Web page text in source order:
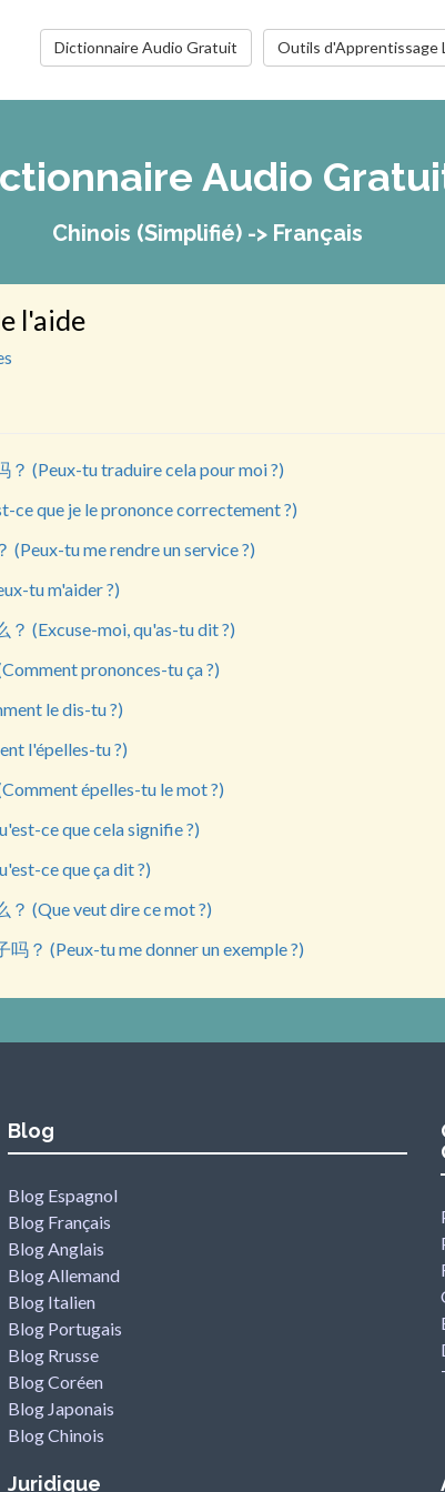
Outils d'Apprentissage
Dictionnaire Audio Gratuit
Audio
Chinois (Simplifié) -> Français
l'aide
(Peux-tu traduire cela pour moi ?)
ce que je le prononce correctement ?)
(Peux-tu me rendre un service ?)
tu m'aider ?)
(Excuse-moi, qu'as-tu dit ?)
prononces-tu ça ?)
le dis-tu ?)
l'épelles-tu ?)
épelles-tu le mot ?)
ce que cela signifie ?)
ce que ça dit ?)
(Que veut dire ce mot ?)
？ (Peux-tu me donner un exemple ?)
Blog
Blog Espagnol
Blog Français
Blog Anglais
Blog Allemand
Blog Italien
Blog Portugais
Blog Rrusse
Blog Coréen
Blog Japonais
Blog Chinois
Juridique